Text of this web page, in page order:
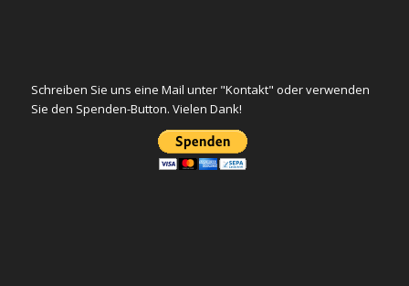
Schreiben Sie uns eine Mail unter "Kontakt" oder verwenden
Sie den Spenden-Button. Vielen Dank!